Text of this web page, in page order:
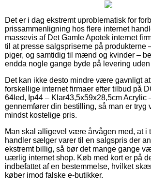
Det er i dag ekstremt uproblematisk for
prissammenligning hos flere internet
massevis af Det Gamle Apotek internet
til at presse salgspriserne på produkterne
piger, og samtidig til mænd og kvinder –
endda nogle gange byde på levering
Det kan ikke desto mindre være gavnligt
forskellige internet firmaer efter tilbud på
64led, Ip44 – Klar43,5x59x28,5cm Acrylic
gennemfører din bestilling, så man er tryg
mindst kostelige pris.
Man skal alligevel være årvågen med, at i
handler sælger varer til en salgspris der
ekstremt billig, så bør det mange gange
uærlig internet shop. Køb med kort er på
indbefattet af en bestemmelse, hvilket
køber imod falske e-butikker.